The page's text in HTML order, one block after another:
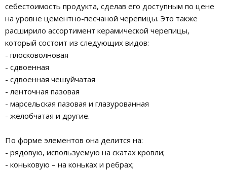
себестоимость продукта, сделав его доступным по цене
на уровне цементно-песчаной черепицы. Это также
расширило ассортимент керамической черепицы,
который состоит из следующих видов:
- плосковолновая
- сдвоенная
- сдвоенная чешуйчатая
- ленточная пазовая
- марсельская пазовая и глазурованная
- желобчатая и другие.
По форме элементов она делится на:
- рядовую, используемую на скатах кровли;
- коньковую – на коньках и ребрах;